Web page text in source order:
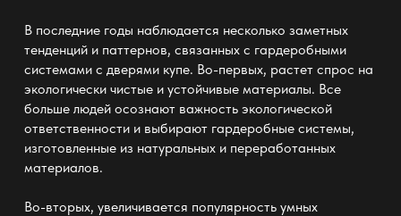
В последние годы наблюдается несколько заметных
тенденций и паттернов, связанных с гардеробными
системами с дверями купе. Во-первых, растет спрос на
экологически чистые и устойчивые материалы. Все
больше людей осознают важность экологической
ответственности и выбирают гардеробные системы,
изготовленные из натуральных и переработанных
материалов.
Во-вторых, увеличивается популярность умных